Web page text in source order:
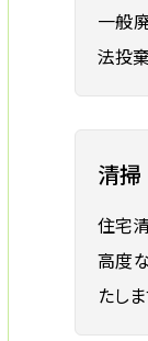
一般
法投
清掃
住宅
高度
たしま